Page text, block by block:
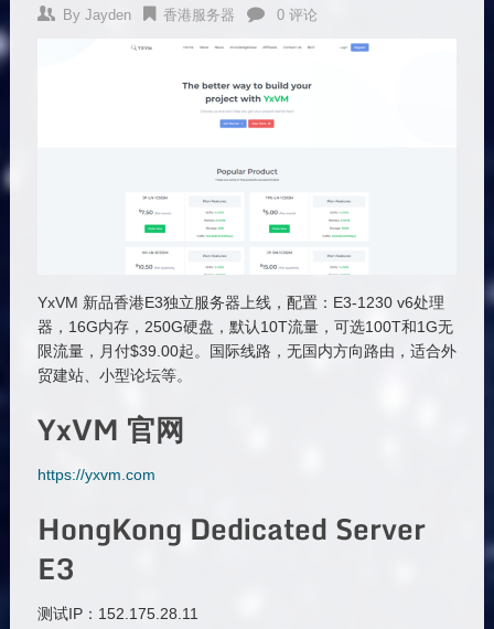
By Jayden 香港服务器 0 评论
YxVM 新品香港E3独立服务器上线，配置：E3-1230 v6处理
器，16G内存，250G硬盘，默认10T流量，可选100T和1G无
限流量，月付$39.00起。国际线路，无国内方向路由，适合外
贸建站、小型论坛等。
YxVM 官网
https://yxvm.com
HongKong Dedicated Server
E3
测试IP：152.175.28.11